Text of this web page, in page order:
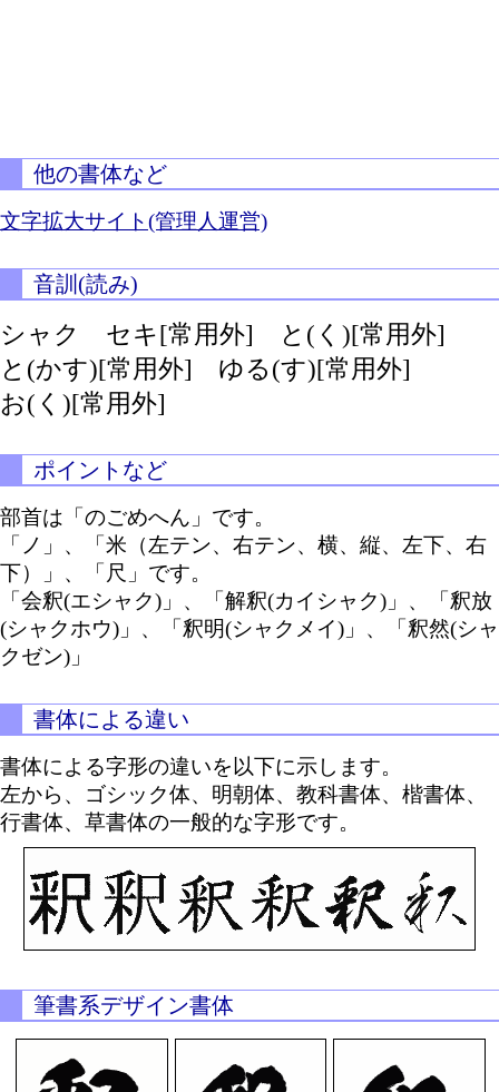
他の書体など
文字拡大サイト(管理人運営)
音訓(読み)
シャク セキ[常用外]
と(く)[常用外]
と(かす)[常用外]
ゆる(す)[常用外]
お(く)[常用外]
ポイントなど
部首は「のごめへん」です。
「ノ」、「米（左テン、右テン、横、縦、左下、右
下）」、「尺」です。
「会釈(エシャク)」、「解釈(カイシャク)」、「釈放
(シャクホウ)」、「釈明(シャクメイ)」、「釈然(シャ
クゼン)」
書体による違い
書体による字形の違いを以下に示します。
左から、ゴシック体、明朝体、教科書体、楷書体、
行書体、草書体の一般的な字形です。
筆書系デザイン書体